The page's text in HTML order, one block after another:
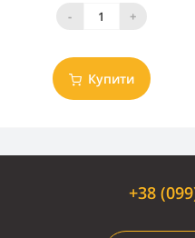
- +
Купити
+38